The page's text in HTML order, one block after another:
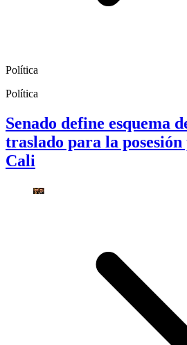
Política
Política
Senado define esquema
traslado para la
Cali